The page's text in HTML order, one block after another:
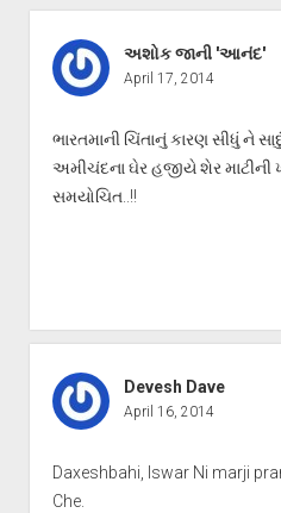
અશોક જાની 'આનંદ'
April 17, 2014
ભારતમાની ચિંતાનું કારણ સીધું ને
અમીચંદના ઘેર હજીયે શેર
સમયોચિત..!!
Devesh Dave
April 16, 2014
Daxeshbahi, Iswar Ni marji
Che.